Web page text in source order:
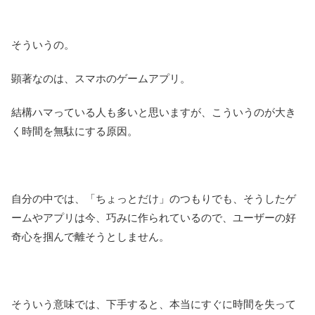
そういうの。
顕著なのは、スマホのゲームアプリ。
結構ハマっている人も多いと思いますが、こういうのが大き
く時間を無駄にする原因。
自分の中では、「ちょっとだけ」のつもりでも、そうしたゲ
ームやアプリは今、巧みに作られているので、ユーザーの好
奇心を掴んで離そうとしません。
そういう意味では、下手すると、本当にすぐに時間を失って